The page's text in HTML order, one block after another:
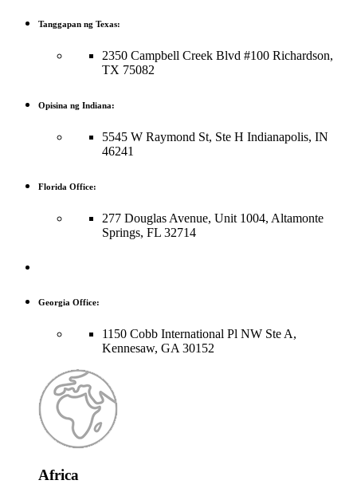
Tanggapan ng Texas:
2350 Campbell Creek Blvd #100 Richardson,
TX 75082
Opisina ng Indiana:
5545 W Raymond St, Ste H Indianapolis, IN
46241
Florida Office:
277 Douglas Avenue, Unit 1004, Altamonte
Springs, FL 32714
Georgia Office:
1150 Cobb International Pl NW Ste A,
Kennesaw, GA 30152
Africa